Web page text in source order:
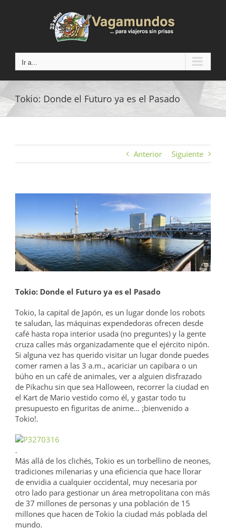
Ir a...
Tokio: Donde el Futuro ya es el Pasado
Anterior Siguiente
más
grande
Tokio: Donde el Futuro ya es el Pasado
Tokio, la capital de Japón, es un lugar donde los robots
te saludan, las máquinas expendedoras ofrecen desde
café hasta ropa interior usada (no preguntes) y la gente
cruza calles más organizadamente que el ejército nipón.
Si alguna vez has querido visitar un lugar donde puedes
comer ramen a las 3 a.m., acariciar un capibara o un
búho en un café de animales, ver a alguien disfrazado
de Pikachu sin que sea Halloween, recorrer la ciudad en
el Kart de Mario vestido como él, y gastar todo tu
presupuesto en figuritas de anime… ¡bienvenido a
Tokio!.
.
Más allá de los clichés, Tokio es un torbellino de neones,
tradiciones milenarias y una eficiencia que hace llorar
de envidia a cualquier occidental, muy necesaria por
otro lado para gestionar un área metropolitana con más
de 37 millones de personas y una población de 15
millones que hacen de Tokio la ciudad más poblada del
mundo.